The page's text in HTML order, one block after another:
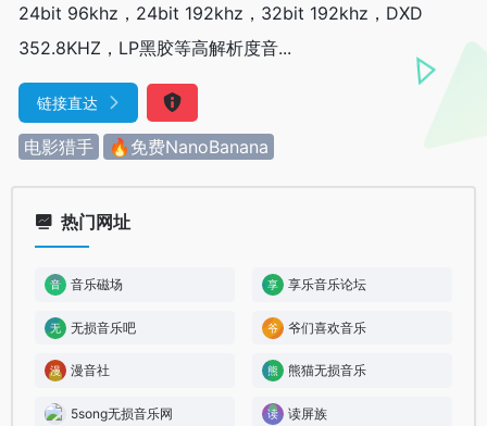
24bit 96khz，24bit 192khz，32bit 192khz，DXD
352.8KHZ，LP黑胶等高解析度音...
链接直达
电影猎手 🔥免费NanoBanana
热门网址
音乐磁场 享乐音乐论坛
无损音乐吧 爷们喜欢音乐
漫音社 熊猫无损音乐
5song无损音乐网 读屏族